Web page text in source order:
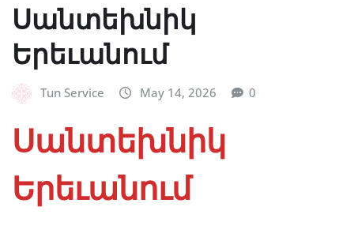
Սանտեխնիկ
Երեւանում
Tun Service May 14, 2026 0
Սանտեխնիկ
Երեւանում